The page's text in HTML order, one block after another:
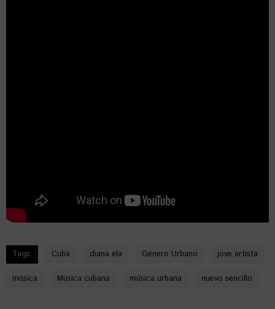
Tags: Cuba diana ela Género Urbano jove artista
música Música cubana música urbana nuevo sencillo